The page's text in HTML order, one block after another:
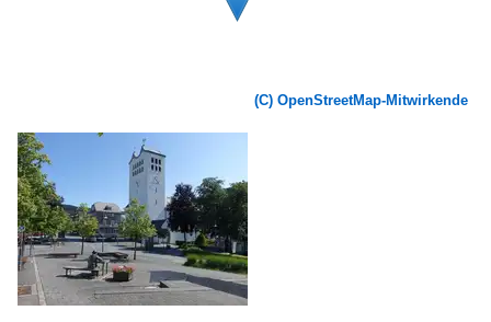
(C) OpenStreetMap-Mitwirkende